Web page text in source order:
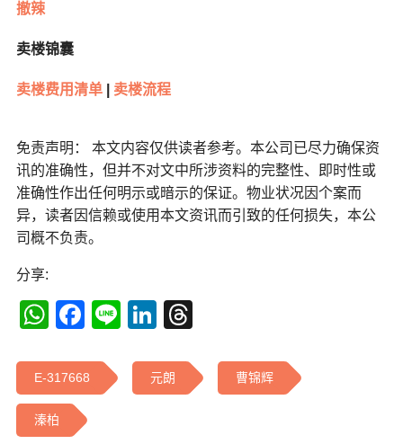
撤辣
卖楼锦囊
卖楼费用清单| 卖楼流程
免责声明： 本文内容仅供读者参考。本公司已尽力确保资
讯的准确性，但并不对文中所涉资料的完整性、即时性或
准确性作出任何明示或暗示的保证。物业状况因个案而
异，读者因信赖或使用本文资讯而引致的任何损失，本公
司概不负责。
分享:
WhatsApp
Facebook
LineLinkedIn
E-317668 元朗 曹锦辉
溱柏